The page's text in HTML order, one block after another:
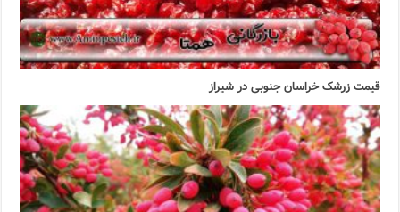
قیمت زرشک خراسان جنوبی در شیراز